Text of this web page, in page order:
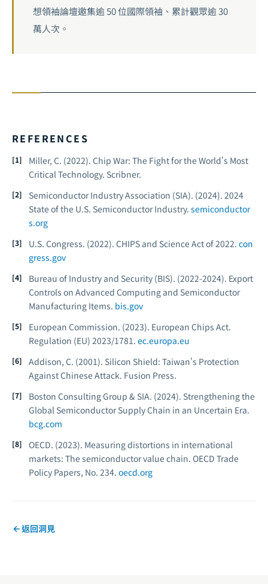
想領袖論壇邀集逾 50 位國際領袖、累計觀眾逾 30
萬人次。
REFERENCES
Miller, C. (2022). Chip War: The Fight for the World's Most
Critical Technology. Scribner.
Semiconductor Industry Association (SIA). (2024). 2024
State of the U.S. Semiconductor Industry. semiconductor
s.org
U.S. Congress. (2022). CHIPS and Science Act of 2022. con
gress.gov
Bureau of Industry and Security (BIS). (2022-2024). Export
Controls on Advanced Computing and Semiconductor
Manufacturing Items. bis.gov
European Commission. (2023). European Chips Act.
Regulation (EU) 2023/1781. ec.europa.eu
Addison, C. (2001). Silicon Shield: Taiwan's Protection
Against Chinese Attack. Fusion Press.
Boston Consulting Group & SIA. (2024). Strengthening the
Global Semiconductor Supply Chain in an Uncertain Era.
bcg.com
OECD. (2023). Measuring distortions in international
markets: The semiconductor value chain. OECD Trade
Policy Papers, No. 234. oecd.org
返回洞見